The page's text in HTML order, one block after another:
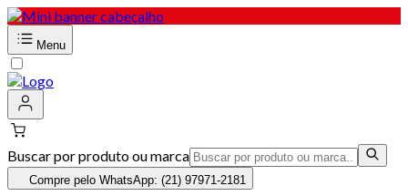
Menu
Buscar por produto ou marca
Compre pelo WhatsApp: (21) 97971-2181